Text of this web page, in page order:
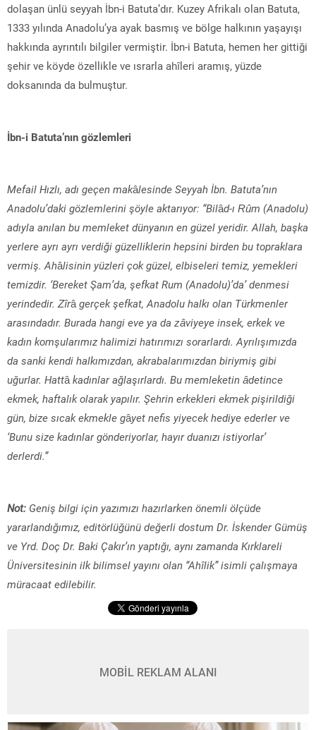
dolaşan ünlü seyyah İbn-i Batuta’dır. Kuzey Afrikalı olan Batuta,
1333 yılında Anadolu’ya ayak basmış ve bölge halkının yaşayışı
hakkında ayrıntılı bilgiler vermiştir. İbn-i Batuta, hemen her gittiği
şehir ve köyde özellikle ve ısrarla ahîleri aramış, yüzde
doksanında da bulmuştur.
İbn-i Batuta’nın gözlemleri
Mefail Hızlı, adı geçen makâlesinde Seyyah İbn. Batuta’nın
Anadolu’daki gözlemlerini şöyle aktarıyor: “Bilâd-ı Rûm (Anadolu)
adıyla anılan bu memleket dünyanın en güzel yeridir. Allah, başka
yerlere ayrı ayrı verdiği güzelliklerin hepsini birden bu topraklara
vermiş. Ahâlisinin yüzleri çok güzel, elbiseleri temiz, yemekleri
temizdir. ‘Bereket Şam’da, şefkat Rum (Anadolu)’da’ denmesi
yerindedir. Zîrâ gerçek şefkat, Anadolu halkı olan Türkmenler
arasındadır. Burada hangi eve ya da zâviyeye insek, erkek ve
kadın komşularımız halimizi hatırımızı sorarlardı. Ayrılışımızda
da sanki kendi halkımızdan, akrabalarımızdan biriymiş gibi
uğurlar. Hattâ kadınlar ağlaşırlardı. Bu memleketin âdetince
ekmek, haftalık olarak yapılır. Şehrin erkekleri ekmek pişirildiği
gün, bize sıcak ekmekle gâyet nefis yiyecek hediye ederler ve
‘Bunu size kadınlar gönderiyorlar, hayır duanızı istiyorlar’
derlerdi.”
Not: Geniş bilgi için yazımızı hazırlarken önemli ölçüde
yararlandığımız, editörlüğünü değerli dostum Dr. İskender Gümüş
ve Yrd. Doç Dr. Baki Çakır’ın yaptığı, aynı zamanda Kırklareli
Üniversitesinin ilk bilimsel yayını olan “Ahîlik” isimli çalışmaya
müracaat edilebilir.
MOBİL REKLAM ALANI